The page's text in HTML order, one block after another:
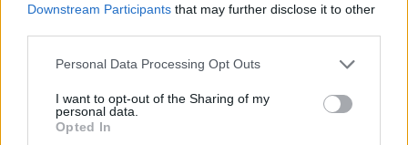
Downstream Participants that may further disclose it to other
Please note that this website/app uses one or more Google
not limited to your visit or usage behaviour. You may click to
grant or deny consent to Google and its third-party tags to
use your data for below specified purposes in below Google
Personal Data Processing Opt Outs
I want to opt-out of the Sharing of my
personal data.
Opted In